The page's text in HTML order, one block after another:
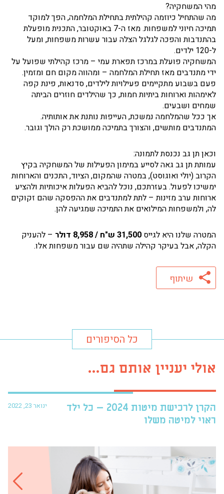
מהי המשחקיה?
מה שהתחיל כיוזמה קהילתית בתחילת המלחמה, הפך למוקד
תמיכה חיוני למשפחות. מאז ה-7 באוקטובר, התכנית מופעלת
בהתנדבות והפכה לגלגל הצלה עבור עשרות משפחות, ומעל
ל-120 ילדים.
המשחקיה פועלת במרכז תפארת עמי – מרכז קהילתי שפועל על
ידי מתנדבים מאז תחילת המלחמה – ומהווה מקום חם ומזמין.
פעם בשבוע מתקיימים פעילויות לילדים, סדנאות, פינת קפה
לאימהות וארוחות ביתיות חמות, כך שהילדים חוזרים הביתה
שמחים ושבעים.
אך ככל שהמלחמה נמשכת, העייפות נותנת את אותותיה.
המתנדבים מותשים, והצורך בתמיכה ממושכת רק הולך וגובר.
וכאן תן גב נכנסת לתמונה:
עמותת תן גב גאה לסייע במימון הפעילות של המשחקיה בקיץ
הקרוב (יולי ואוגוסט), במטרה שהמקום, הציוד, התכנים והארוחות
ימשיכו לפעול. בעזרתכם, נוכל להביא הפעלות איכותיות ולהציע
ארוחות ערב מזינות – לתת למתנדבים את ההפסקה שהם זקוקים
לה, ולמשפחות המילואים את התמיכה שמגיעה להן.
המטרה שלנו היא לגייס 31,500 ש"ח / 8,958 דולר
– להעניק
הקלה, אבל בעיקר קהילה שתהיה שם עבור משפחות אלו.
שיתוף
כל הסיפורים
אולי יעניין אותם גם...
ינואר 23, 2022
הקרן לרכישת מיטות 2024 – כל ילד
ראוי למיטה משלו